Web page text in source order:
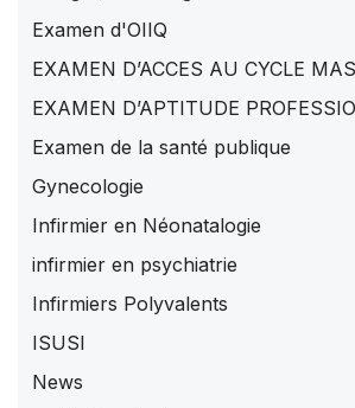
Examen d'OIIQ
EXAMEN D’ACCES AU CYCLE
EXAMEN D’APTITUDE
Examen de la santé publique
Gynecologie
Infirmier en Néonatalogie
infirmier en psychiatrie
Infirmiers Polyvalents
ISUSI
News